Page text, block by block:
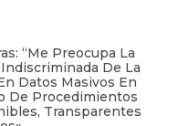
“Me Preocupa La
De La
Datos Masivos En
De Procedimientos
Transparentes